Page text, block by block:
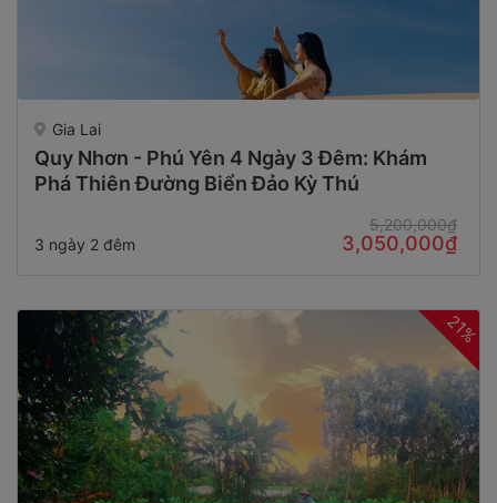
Gia Lai
Quy Nhơn - Phú Yên 4 Ngày 3 Đêm: Khám
Phá Thiên Đường Biển Đảo Kỳ Thú
3 ngày 2 đêm
5,200,000₫
3,050,000₫
21%